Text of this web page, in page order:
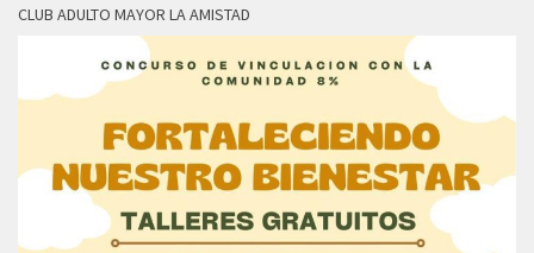
CLUB ADULTO MAYOR LA AMISTAD